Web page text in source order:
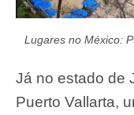
Lugares no México:
Já no estado de
Puerto Vallarta,